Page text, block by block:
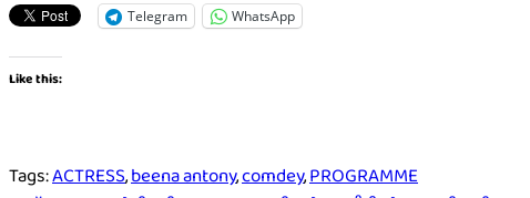
Telegram WhatsApp
Like this:
Tags:ACTRESS,beena antony,comdey,PROGRAMME